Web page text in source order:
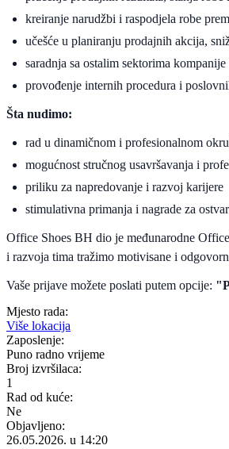
kreiranje narudžbi i raspodjela robe
učešće u planiranju prodajnih akcija,
saradnja sa ostalim sektorima
provođenje internih procedura i
Šta nudimo:
rad u dinamičnom i profesionalnom
mogućnost stručnog usavršavanja i
priliku za napredovanje i razvoj karijere
stimulativna primanja i nagrade za
Office Shoes BH dio je međunarodne
i razvoja tima tražimo motivisane i
Vaše prijave možete poslati putem opcije:
Mjesto rada:
Više lokacija
Zaposlenje:
Puno radno vrijeme
Broj izvršilaca:
1
Rad od kuće:
Ne
Objavljeno:
26.05.2026. u 14:20